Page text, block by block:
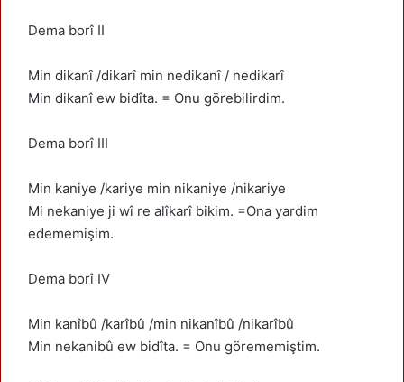
Dema borî II
Min dikanî /dikarî min nedikanî / nedikarî
Min dikanî ew bidîta. = Onu görebilirdim.
Dema borî III
Min kaniye /kariye min nikaniye /nikariye
Mi nekaniye ji wî re alîkarî bikim. =Ona yardim
edememişim.
Dema borî IV
Min kanîbû /karîbû /min nikanîbû /nikarîbû
Min nekanibû ew bidîta. = Onu görememiştim.